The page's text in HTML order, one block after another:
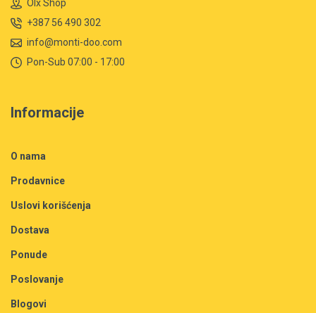
Olx Shop
+387 56 490 302
info@monti-doo.com
Pon-Sub 07:00 - 17:00
Informacije
O nama
Prodavnice
Uslovi korišćenja
Dostava
Ponude
Poslovanje
Blogovi